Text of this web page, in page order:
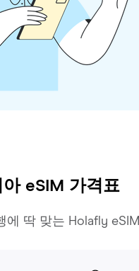
아eSIM 가격표
에 딱 맞는 Holafly eSIM